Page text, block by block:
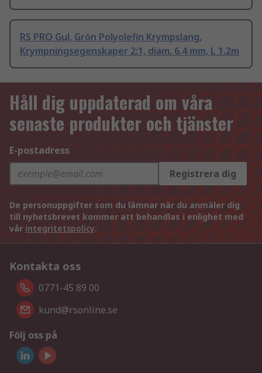
RS PRO Gul, Grön Polyolefin Krympslang,
Krympningsegenskaper 2:1, diam. 6.4 mm, L 1.2m
Håll dig uppdaterad om våra
senaste produkter och tjänster
E-postadress
Registrera dig
De personuppgifter som du lämnar när du anmäler dig
till nyhetsbrevet kommer att behandlas i enlighet med
vår integritetspolicy.
Kontakta oss
0771-45 89 00
kund@rsonline.se
Följ oss på